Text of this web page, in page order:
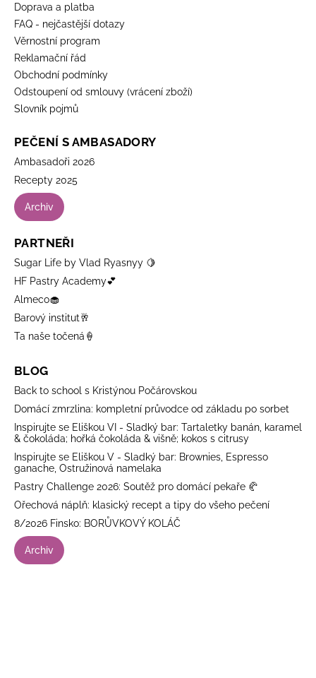
Doprava a platba
FAQ - nejčastější dotazy
Věrnostní program
Reklamační řád
Obchodní podmínky
Odstoupení od smlouvy (vrácení zboží)
Slovník pojmů
PEČENÍ S AMBASADORY
Ambasadoři 2026
Recepty 2025
Archiv
PARTNEŘI
Sugar Life by Vlad Ryasnyy 🍋
HF Pastry Academy💕
Almeco🧁
Barový institut🥂
Ta naše točená🍦
BLOG
Back to school s Kristýnou Počárovskou
Domácí zmrzlina: kompletní průvodce od základu po sorbet
Inspirujte se Eliškou VI - Sladký bar: Tartaletky banán, karamel
& čokoláda; hořká čokoláda & višně; kokos s citrusy
Inspirujte se Eliškou V - Sladký bar: Brownies, Espresso
ganache, Ostružinová namelaka
Pastry Challenge 2026: Soutěž pro domácí pekaře 🥐
Ořechová náplň: klasický recept a tipy do všeho pečení
8/2026 Finsko: BORŮVKOVÝ KOLÁČ
Archiv